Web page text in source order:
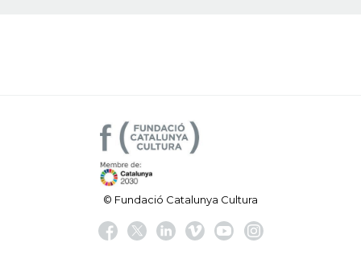
© Fundació Catalunya Cultura